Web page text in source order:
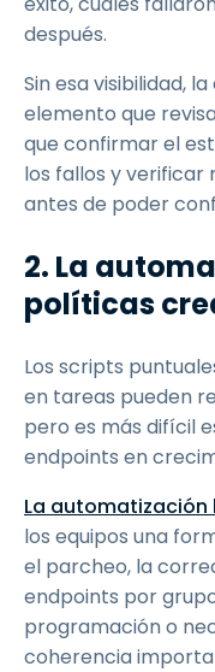
después.
Sin esa visibilidad,
elemento que
que confirmar el
los fallos y verificar
antes de poder
2. La
políticas
Los scripts
en tareas pueden
pero es más difícil
endpoints en
La
los equipos una
el parcheo, la
endpoints por
programación o
coherencia